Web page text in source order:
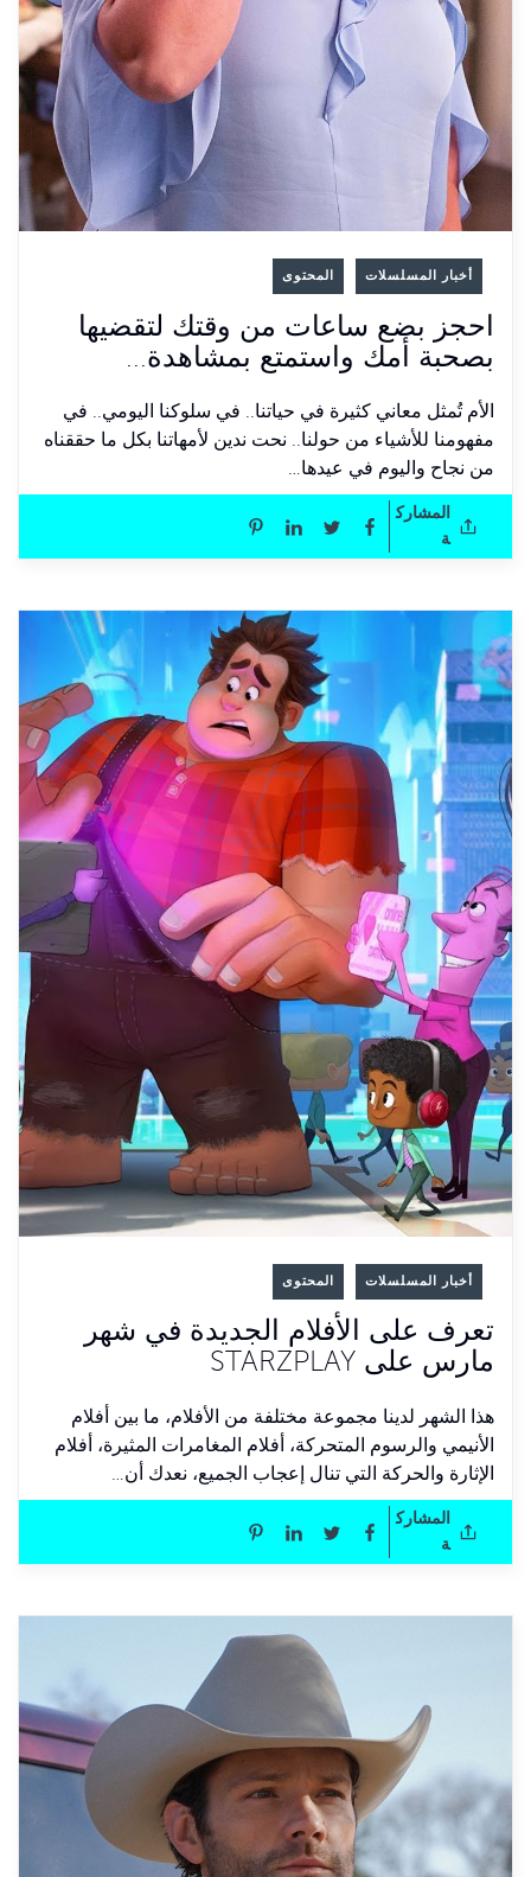
أخبار المسلسلات المحتوى
احجز بضع ساعات من وقتك لتقضيها
بصحبة أمك واستمتع بمشاهدة...
الأم تُمثل معاني كثيرة في حياتنا.. في سلوكنا اليومي.. في
مفهومنا للأشياء من حولنا.. نحت ندين لأمهاتنا بكل ما حققناه
من نجاح واليوم في عيدها…
المشارك
ة
أخبار المسلسلات المحتوى
تعرف على الأفلام الجديدة في شهر
مارس على STARZPLAY
هذا الشهر لدينا مجموعة مختلفة من الأفلام، ما بين أفلام
الأنيمي والرسوم المتحركة، أفلام المغامرات المثيرة، أفلام
الإثارة والحركة التي تنال إعجاب الجميع، نعدك أن…
المشارك
ة